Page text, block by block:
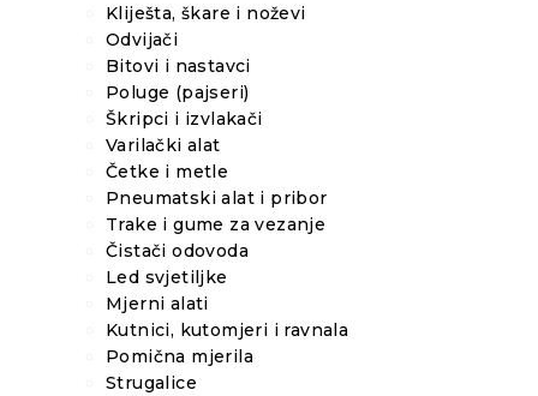
Kliješta, škare i noževi
Odvijači
Bitovi i nastavci
Poluge (pajseri)
Škripci i izvlakači
Varilački alat
Četke i metle
Pneumatski alat i pribor
Trake i gume za vezanje
Čistači odovoda
Led svjetiljke
Mjerni alati
Kutnici, kutomjeri i ravnala
Pomična mjerila
Strugalice